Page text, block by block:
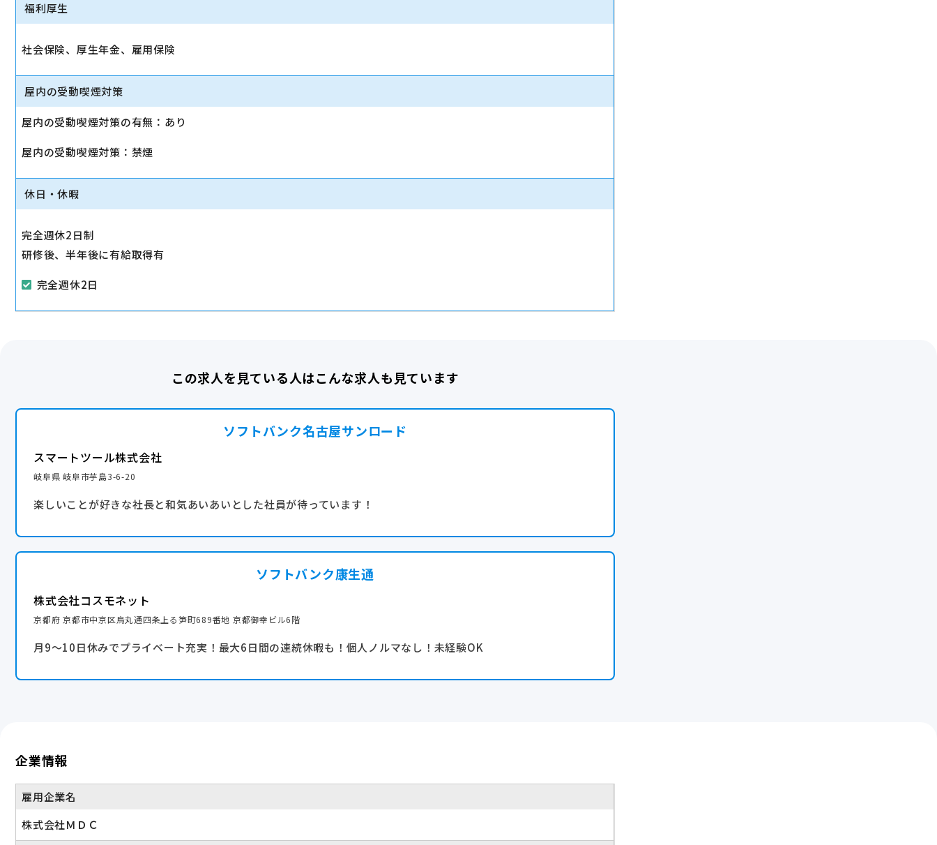
福利厚生
社会保険、厚生年金、雇用保険
屋内の受動喫煙対策
屋内の受動喫煙対策の有無：あり
屋内の受動喫煙対策：禁煙
休日・休暇
完全週休2日制
研修後、半年後に有給取得有
完全週休2日
この求人を見ている人はこんな求人も見ています
ソフトバンク名古屋サンロード
スマートツール株式会社
岐阜県 岐阜市芋島3-6-20
楽しいことが好きな社長と和気あいあいとした社員が待っています！
ソフトバンク康生通
株式会社コスモネット
京都府 京都市中京区烏丸通四条上る笋町689番地 京都御幸ビル6階
月9〜10日休みでプライベート充実！最大6日間の連続休暇も！個人ノルマなし！未経験OK
企業情報
雇用企業名
株式会社ＭＤＣ